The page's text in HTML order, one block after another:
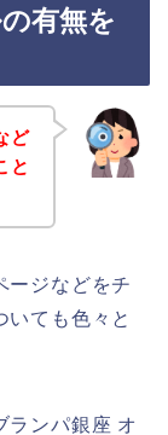
有無を
ど
と
ージなどをチ
いても色々と
ランパ銀座 オ